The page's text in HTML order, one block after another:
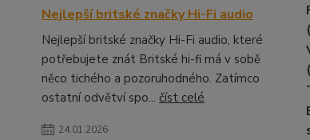
Nejlepší britské značky Hi-Fi audio
Nejlepší britské značky Hi-Fi audio, které
potřebujete znát Britské hi-fi má v sobě
něco tichého a pozoruhodného. Zatímco
ostatní odvětví spo... číst celé
24.01.2026